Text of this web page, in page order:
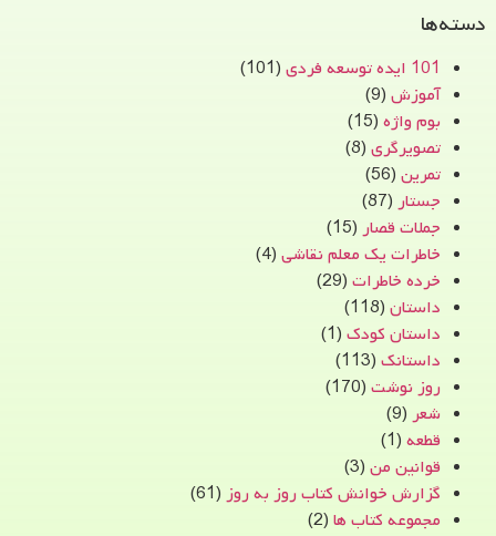
دسته‌ها
101 ایده توسعه فردی
(101)
آموزش (9)
بوم واژه (15)
تصویرگری (8)
تمرین (56)
جستار (87)
جملات قصار (15)
خاطرات یک معلم نقاشی (4)
خرده خاطرات (29)
داستان (118)
داستان کودک (1)
داستانک (113)
روز نوشت (170)
شعر (9)
قطعه (1)
قوانین من (3)
گزارش خوانش کتاب روز به روز (61)
مجموعه کتاب ها (2)